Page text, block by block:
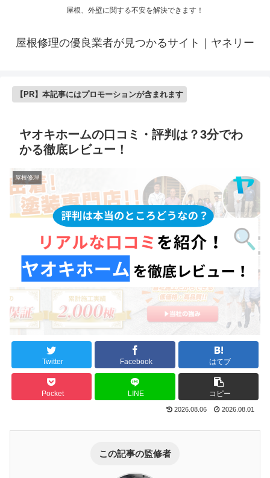
屋根、外壁に関する不安を解決できます！
屋根修理の優良業者が見つかるサイト｜ヤネリー
【PR】本記事にはプロモーションが含まれます
ヤオキホームの口コミ・評判は？3分でわ
かる徹底レビュー！
屋根修理
Twitter Facebook はてブ
Pocket LINE コピー
2026.08.06 2026.08.01
この記事の監修者